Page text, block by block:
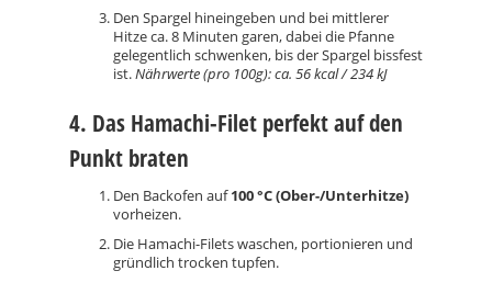
Den Spargel hineingeben und bei mittlerer
Hitze ca. 8 Minuten garen, dabei die Pfanne
gelegentlich schwenken, bis der Spargel bissfest
ist.Nährwerte (pro 100g): ca. 56 kcal / 234 kJ
4. Das Hamachi-Filet perfekt auf den
Punkt braten
Den Backofen auf100 °C (Ober-/Unterhitze)
vorheizen.
Die Hamachi-Filets waschen, portionieren und
gründlich trocken tupfen.